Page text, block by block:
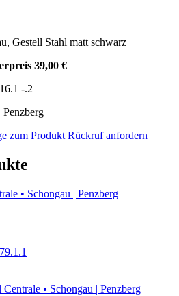
Gestell Stahl matt schwarz
39,00 €
-.2
zum Produkt Rückruf anfordern